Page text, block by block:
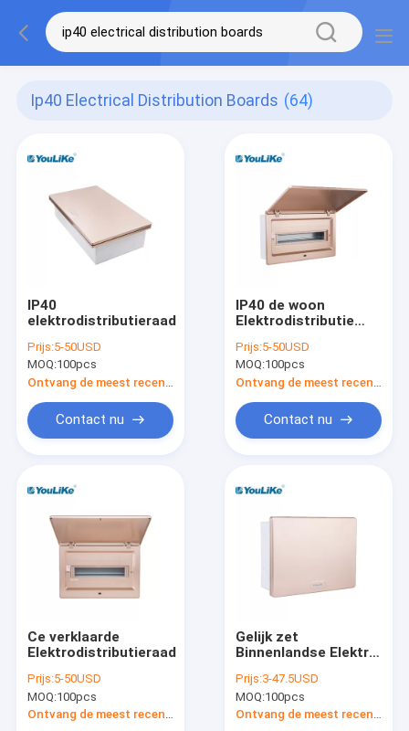
Ip40 Electrical Distribution Boards (64)
IP40
elektrodistributieraad
Prijs:5-50USD
MOQ:100pcs
Contact nu
IP40 de woon
Elektrodistributie
Fase
Prijs:5-50USD
MOQ:100pcs
Contact nu
Ce verklaarde
Elektrodistributieraad
Prijs:5-50USD
MOQ:100pcs
Gelijk zet
Binnenlandse Elektro
van MCB met Gouden
Dekking op
Prijs:3-47.5USD
MOQ:100pcs